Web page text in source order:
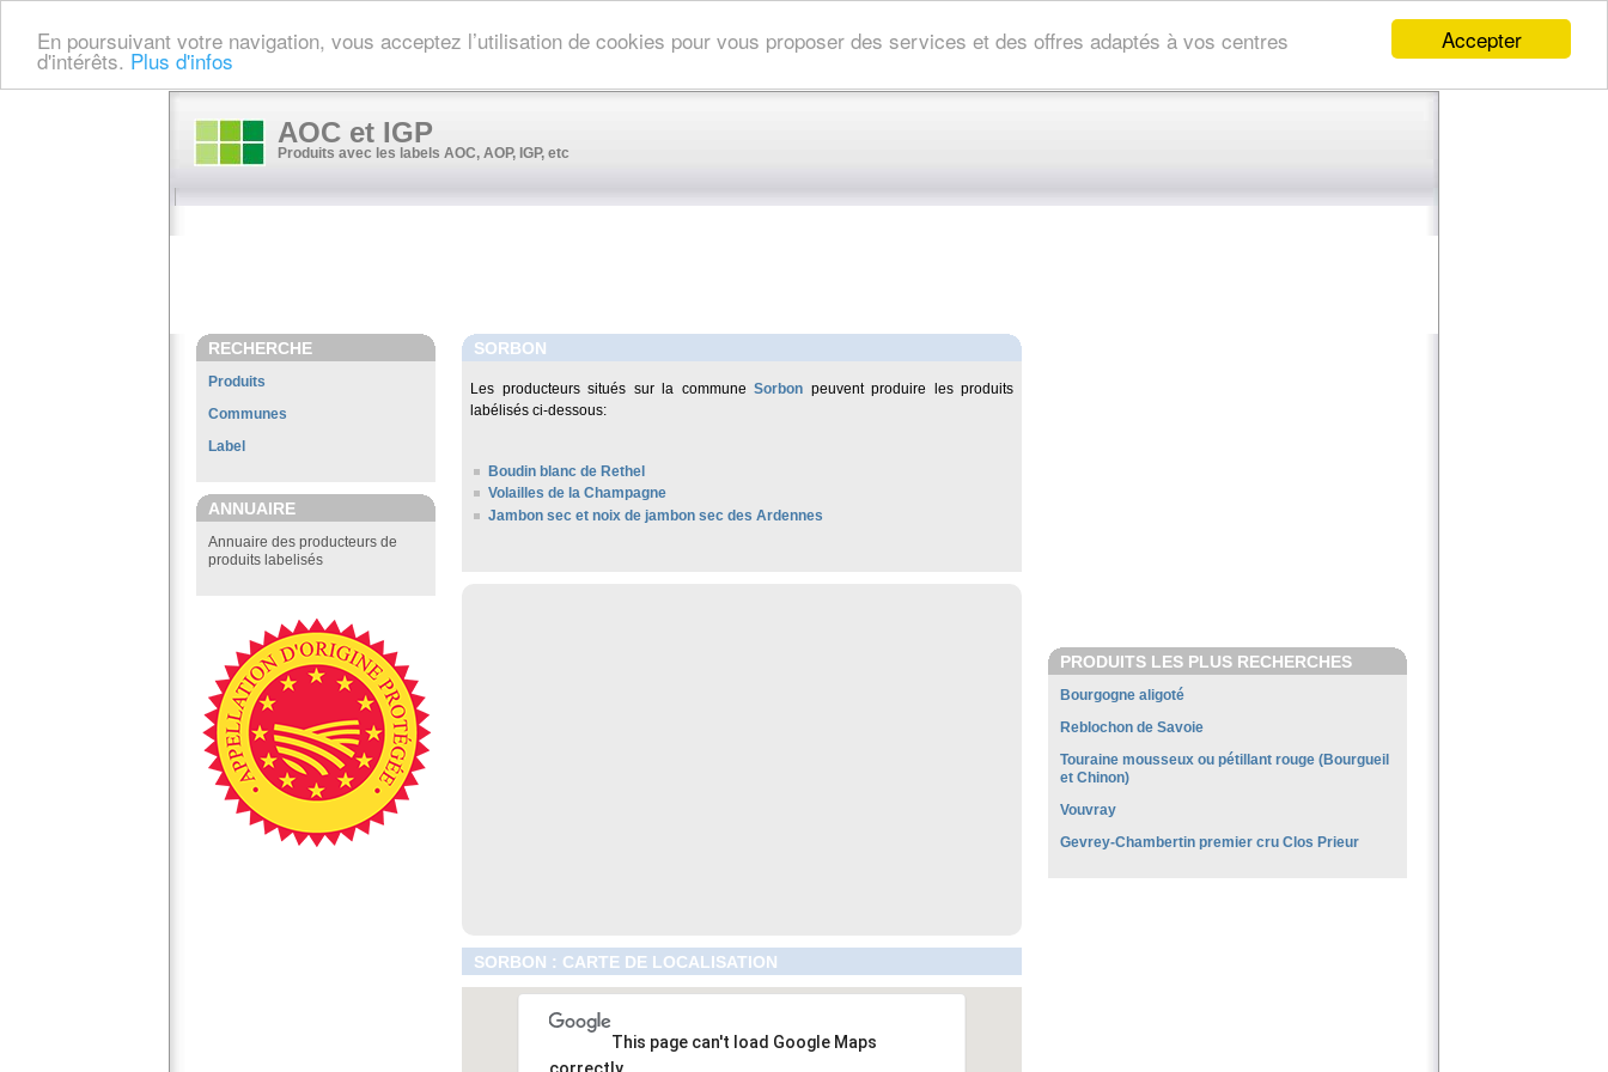
Accepter
En poursuivant votre navigation, vous acceptez l’utilisation de cookies pour vous proposer des services et des offres adaptés à vos centres
d'intérêts. Plus d'infos
AOC et IGP
Produits avec les labels AOC, AOP, IGP, etc
RECHERCHE
Produits
Communes
Label
ANNUAIRE
Annuaire des producteurs de
produits labelisés
SORBON
Les producteurs situés sur la commune Sorbon peuvent produire les produits
labélisés ci-dessous:
Boudin blanc de Rethel
Volailles de la Champagne
Jambon sec et noix de jambon sec des Ardennes
SORBON : CARTE DE LOCALISATION
This page can't load Google Maps
correctly.
PRODUITS LES PLUS RECHERCHES
Bourgogne aligoté
Reblochon de Savoie
Touraine mousseux ou pétillant rouge (Bourgueil
et Chinon)
Vouvray
Gevrey-Chambertin premier cru Clos Prieur